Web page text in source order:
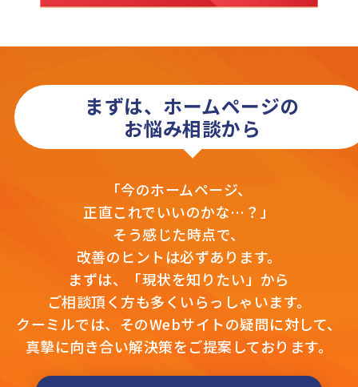
まずは、ホームページの
お悩み相談から
「今のホームページ、
正直これでいいのかな…？」
そう感じた時点で、
改善のヒントは必ずあります。
まずは、「現状を知りたい」から
ご相談頂く方も多くいらっしゃいます。
クーミルでは、そのWebサイトの疑問に対して、
真摯に向き合い解決策をご提案しております。